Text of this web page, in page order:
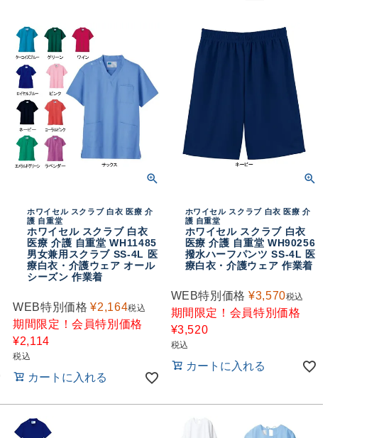
ホワイセル スクラブ 白衣 医療 介
護 自重堂
ホワイセル スクラブ 白衣
医療 介護 自重堂 WH11485
男女兼用スクラブ SS-4L 医
療白衣・介護ウェア オール
シーズン 作業着
WEB特別価格 ¥2,164税込
期間限定！会員特別価格
¥2,114
税込
カートに入れる
ホワイセル スクラブ 白衣 医療 介
護 自重堂
ホワイセル スクラブ 白衣
医療 介護 自重堂 WH90256
撥水ハーフパンツ SS-4L 医
療白衣・介護ウェア 作業着
WEB特別価格 ¥3,570税込
期間限定！会員特別価格
¥3,520
税込
カートに入れる